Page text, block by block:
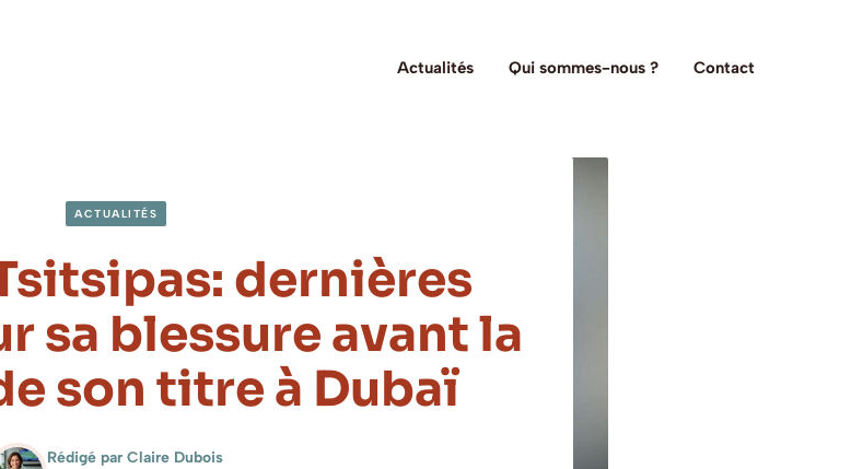
Actualités Qui sommes-nous ? Contact
ACTUALITÉS
dernières
sa blessure avant la
son titre à Dubaï
Rédigé par Claire Dubois